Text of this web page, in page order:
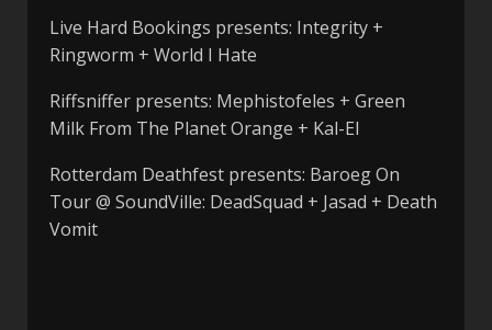
Live Hard Bookings presents: Integrity +
Ringworm + World I Hate
Riffsniffer presents: Mephistofeles + Green
Milk From The Planet Orange + Kal-El
Rotterdam Deathfest presents: Baroeg On
Tour @ SoundVille: DeadSquad + Jasad + Death
Vomit